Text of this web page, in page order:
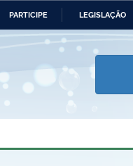
PARTICIPE LEGISLAÇÃO
da Economia
Direitos Humanos